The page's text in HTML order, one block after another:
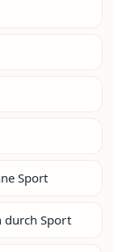
Sport
durch Sport